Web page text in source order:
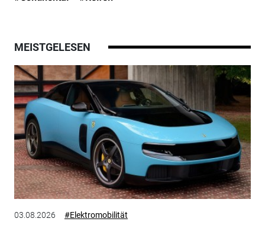
MEISTGELESEN
03.08.2026 #Elektromobilität